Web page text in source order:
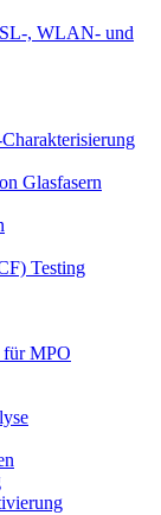
, WLAN- und
Glasfasern
Testing
für MPO